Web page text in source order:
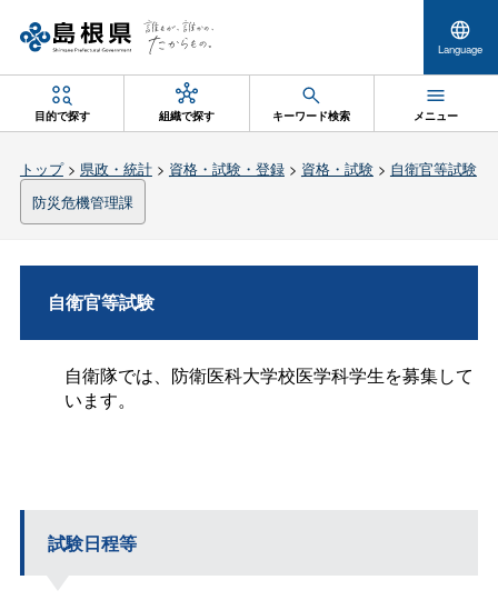
Language
目的で探す 組織で探す キーワード検索 メニュー
トップ> 県政・統計> 資格・試験・登録> 資格・試験> 自衛官等試験
防災危機管理課
自衛官等試験
自衛隊では、防衛医科大学校医学科学生を募集して
います。
試験日程等